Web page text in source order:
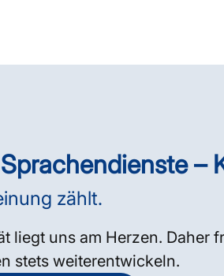
–
zählt.
liegt uns am Herzen. Daher
stets weiterentwickeln.